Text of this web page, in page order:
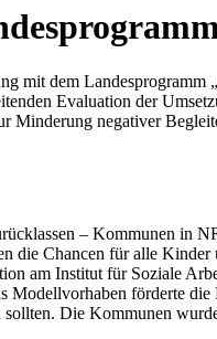
mit dem
Evaluation der
Minderung negativer
– Kommunen in
die Chancen für alle
am Institut für Soziale
Modellvorhaben förderte
Die Kommunen